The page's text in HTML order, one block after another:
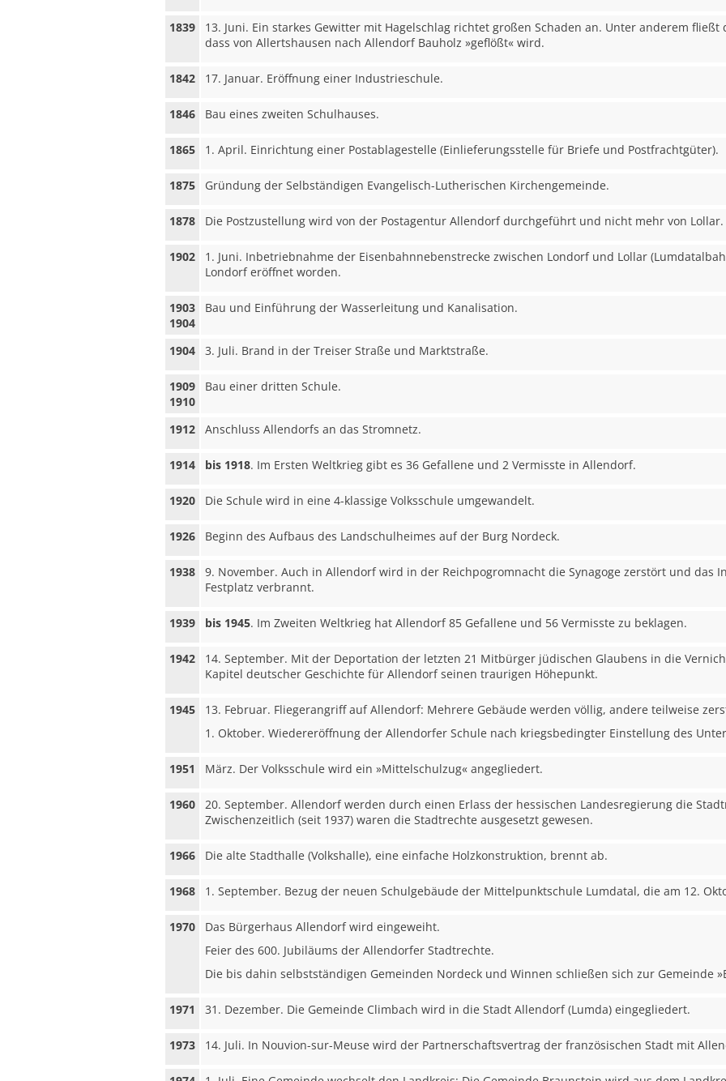
1839
13. Juni. Ein starkes Gewitter mit Hagelschlag richtet großen Schaden an. Unter anderem fließt
dass von Allertshausen nach Allendorf Bauholz »geflößt« wird.
1842 17. Januar. Eröffnung einer Industrieschule.
1846 Bau eines zweiten Schulhauses.
1865 1. April. Einrichtung einer Postablagestelle (Einlieferungsstelle für Briefe und Postfrachtgüter).
1875 Gründung der Selbständigen Evangelisch-Lutherischen Kirchengemeinde.
1878 Die Postzustellung wird von der Postagentur Allendorf durchgeführt und nicht mehr von Lollar.
1902
1. Juni. Inbetriebnahme der Eisenbahnnebenstrecke zwischen Londorf und Lollar
Londorf eröffnet worden.
1903
1904
Bau und Einführung der Wasserleitung und Kanalisation.
1904 3. Juli. Brand in der Treiser Straße und Marktstraße.
1909
1910
Bau einer dritten Schule.
1912 Anschluss Allendorfs an das Stromnetz.
1914 bis 1918. Im Ersten Weltkrieg gibt es 36 Gefallene und 2 Vermisste in Allendorf.
1920 Die Schule wird in eine 4-klassige Volksschule umgewandelt.
1926 Beginn des Aufbaus des Landschulheimes auf der Burg Nordeck.
1938
9. November. Auch in Allendorf wird in der Reichpogromnacht die Synagoge zerstört und das
Festplatz verbrannt.
1939 bis 1945. Im Zweiten Weltkrieg hat Allendorf 85 Gefallene und 56 Vermisste zu beklagen.
1942
14. September. Mit der Deportation der letzten 21 Mitbürger jüdischen Glaubens in die
Kapitel deutscher Geschichte für Allendorf seinen traurigen Höhepunkt.
1945
13. Februar. Fliegerangriff auf Allendorf: Mehrere Gebäude werden völlig, andere teilweise
1. Oktober. Wiedereröffnung der Allendorfer Schule nach kriegsbedingter Einstellung des
1951 März. Der Volksschule wird ein »Mittelschulzug« angegliedert.
1960
20. September. Allendorf werden durch einen Erlass der hessischen Landesregierung die
Zwischenzeitlich (seit 1937) waren die Stadtrechte ausgesetzt gewesen.
1966 Die alte Stadthalle (Volkshalle), eine einfache Holzkonstruktion, brennt ab.
1968 1. September. Bezug der neuen Schulgebäude der Mittelpunktschule Lumdatal, die am 12.
1970
Das Bürgerhaus Allendorf wird eingeweiht.
Feier des 600. Jubiläums der Allendorfer Stadtrechte.
Die bis dahin selbstständigen Gemeinden Nordeck und Winnen schließen sich zur Gemeinde
1971 31. Dezember. Die Gemeinde Climbach wird in die Stadt Allendorf (Lumda) eingegliedert.
1973 14. Juli. In Nouvion-sur-Meuse wird der Partnerschaftsvertrag der französischen Stadt mit